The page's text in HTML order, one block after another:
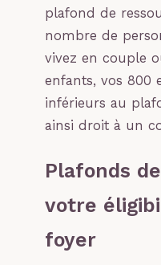
plafond de
nombre de
vivez en couple
enfants, vos 800
inférieurs au
ainsi droit à un
Plafonds
votre
foyer